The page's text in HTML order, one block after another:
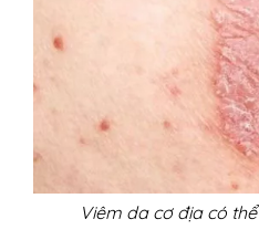
Viêm da cơ địa có